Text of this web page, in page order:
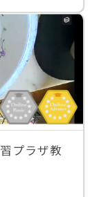
プラザ教